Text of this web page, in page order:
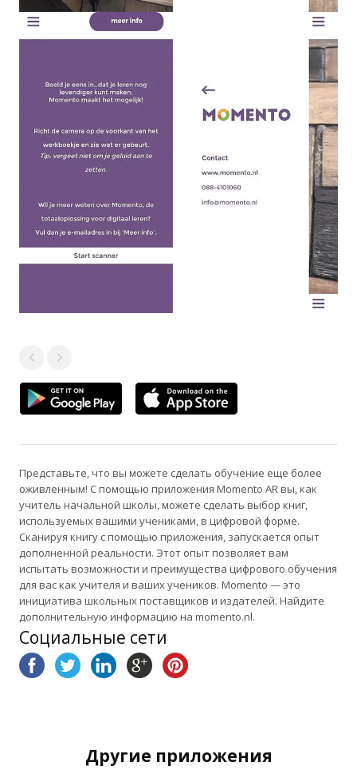
Представьте, что вы можете сделать обучение еще более
оживленным! С помощью приложения Momento AR вы, как
учитель начальной школы, можете сделать выбор книг,
используемых вашими учениками, в цифровой форме.
Сканируя книгу с помощью приложения, запускается опыт
дополненной реальности. Этот опыт позволяет вам
испытать возможности и преимущества цифрового обучения
для вас как учителя и ваших учеников. Momento — это
инициатива школьных поставщиков и издателей. Найдите
дополнительную информацию на momento.nl.
Социальные сети
Другие приложения